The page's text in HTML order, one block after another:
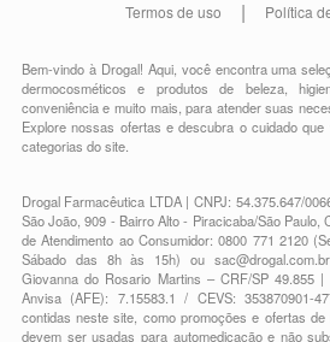
Termos de uso Política
Bem-vindo à Drogal! Aqui, você encontra uma
dermocosméticos e produtos de beleza,
conveniênciae muito mais, para atender suas
Explore nossas ofertas e descubra o cuidado
categorias do site.
Drogal Farmacêutica LTDA | CNPJ: 54.375.647/
São João, 909 - Bairro Alto - Piracicaba/São Paulo,
de Atendimento ao Consumidor: 0800 771 2120
Sábado das 8h às 15h) ou sac@drogal.com.br
Giovanna do Rosario Martins – CRF/SP 49.855 |
Anvisa (AFE): 7.15583.1 / CEVS: 353870901-
contidas neste site, como promoções e ofertas
devem ser usadas para automedicação e não